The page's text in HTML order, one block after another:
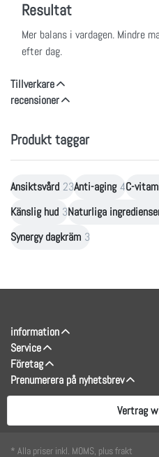
Resultat
Mer balans i vardagen. Mindre
efter dag.
Tillverkare
recensioner
Produkt taggar
Ansiktsvård 23Anti-aging 4C-
Känslig hud 3Naturliga
Synergy dagkräm 3
information
Service
Företag
Prenumerera på nyhetsbrev
Vertrag
* Alla priser inkl. MOMS, plus frakt